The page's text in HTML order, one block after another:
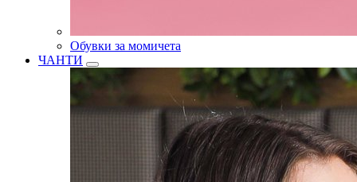
Обувки за момичета
ЧАНТИ